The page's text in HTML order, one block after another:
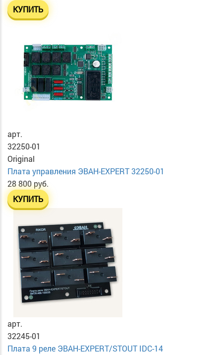
КУПИТЬ
арт.
32250-01
Original
Плата управления ЭВАН-EXPERT 32250-01
28 800 руб.
КУПИТЬ
арт.
32245-01
Плата 9 реле ЭВАН-EXPERT/STOUT IDC-14